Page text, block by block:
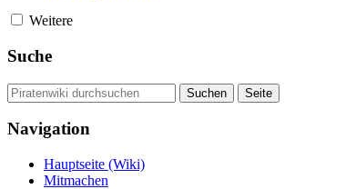
Weitere
Suche
Navigation
Hauptseite (Wiki)
Mitmachen